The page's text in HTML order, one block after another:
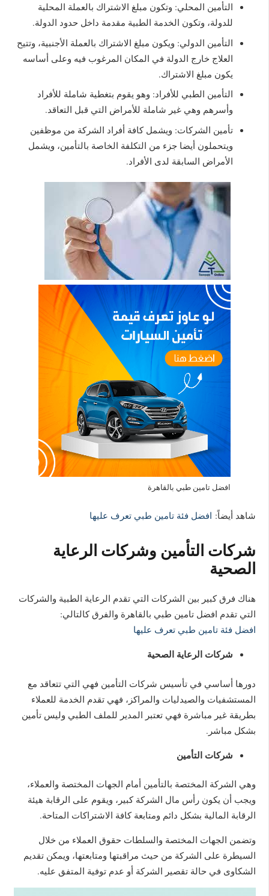
التأمين المحلي: وتكون مبلغ الاشتراك بالعملة المحلية
للدولة، وتكون الخدمة الطبية مقدمة داخل حدود الدولة.
التأمين الدولي: ويكون مبلغ الاشتراك بالعملة الأجنبية، وتتيح
العلاج خارج الدولة في المكان المرغوب فيه وعلى أساسه
يكون مبلغ الاشتراك.
التأمين الطبي للأفراد: وهو يقوم بتغطية شاملة للأفراد
وأسرهم وهي غير شاملة للأمراض التي قبل التعاقد.
تأمين الشركات: ويشمل كافة أفراد الشركة من موظفين
ويتحملون أيضا جزء من التكلفة الخاصة بالتأمين، ويشمل
الأمراض السابقة لدى الأفراد.
افضل تامين طبي بالقاهرة
شاهد أيضاً: افضل فئة تامين طبي تعرف عليها
شركات التأمين وشركات الرعاية
الصحية
هناك فرق كبير بين الشركات التي تقدم الرعاية الطبية والشركات
التي تقدم افضل تامين طبي بالقاهرة والفرق كالتالي:
افضل فئة تامين طبي تعرف عليها
شركات الرعاية الصحية
دورها أساسي في تأسيس شركات التأمين فهي التي تتعاقد مع
المستشفيات والصيدليات والمراكز، فهي تقدم الخدمة للعملاء
بطريقة غير مباشرة فهي تعتبر المدير للملف الطبي وليس تأمين
بشكل مباشر.
شركات التأمين
وهي الشركة المختصة بالتأمين أمام الجهات المختصة والعملاء،
ويجب أن يكون رأس مال الشركة كبير، ويقوم على الرقابة هيئة
الرقابة المالية بشكل دائم ومتابعة كافة الاشتراكات المتاحة.
وتضمن الجهات المختصة والسلطات حقوق العملاء من خلال
السيطرة على الشركة من حيث مراقبتها ومتابعتها، ويمكن تقديم
الشكاوى في حالة تقصير الشركة أو عدم توفية المتفق عليه.